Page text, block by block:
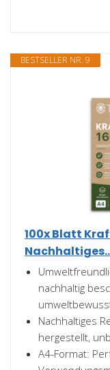
BESTSELLER NR. 9
100x Blatt
nachhaltig
Nachhaltiges
hergestellt,
A4-Format: